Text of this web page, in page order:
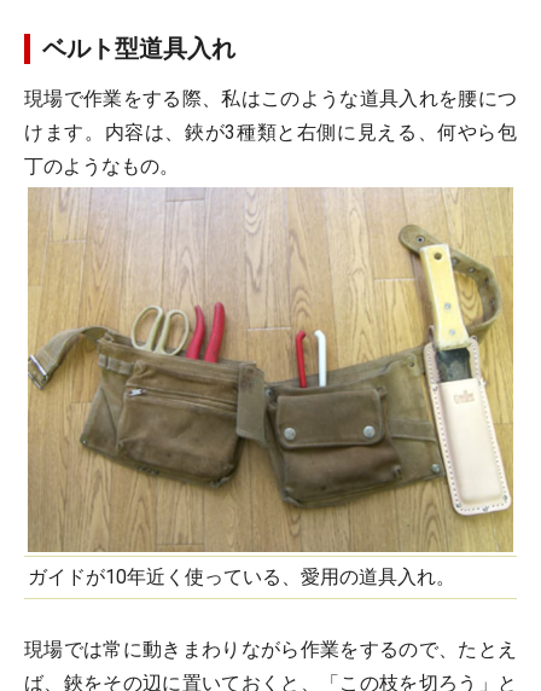
ベルト型道具入れ
現場で作業をする際、私はこのような道具入れを腰につ
けます。内容は、鋏が3種類と右側に見える、何やら包
丁のようなもの。
ガイドが10年近く使っている、愛用の道具入れ。
現場では常に動きまわりながら作業をするので、たとえ
ば、鋏をその辺に置いておくと、「この枝を切ろう」と